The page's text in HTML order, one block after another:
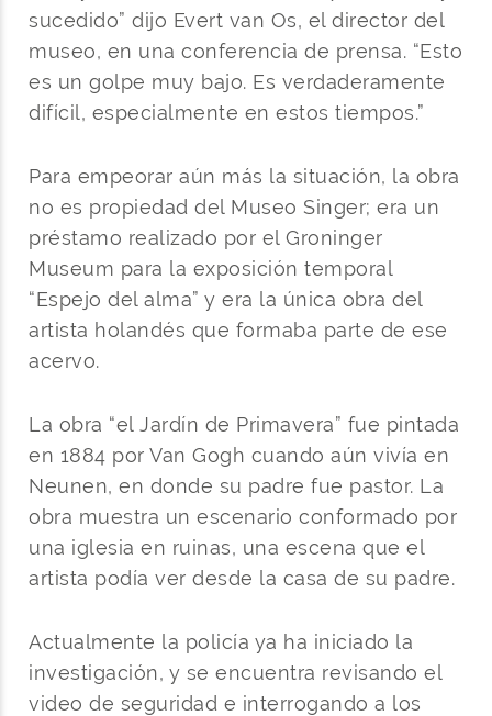
sucedido” dijo Evert van Os, el director del
museo, en una conferencia de prensa. “Esto
es un golpe muy bajo. Es verdaderamente
difícil, especialmente en estos tiempos.”
Para empeorar aún más la situación, la obra
no es propiedad del Museo Singer; era un
préstamo realizado por el Groninger
Museum para la exposición temporal
“Espejo del alma” y era la única obra del
artista holandés que formaba parte de ese
acervo.
La obra “el Jardín de Primavera” fue pintada
en 1884 por Van Gogh cuando aún vivía en
Neunen, en donde su padre fue pastor. La
obra muestra un escenario conformado por
una iglesia en ruinas, una escena que el
artista podía ver desde la casa de su padre.
Actualmente la policía ya ha iniciado la
investigación, y se encuentra revisando el
video de seguridad e interrogando a los